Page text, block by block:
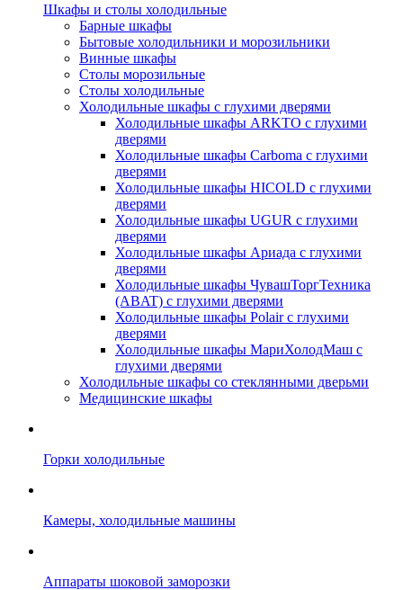
Шкафы и столы холодильные
Барные шкафы
Бытовые холодильники и морозильники
Винные шкафы
Столы морозильные
Столы холодильные
Холодильные шкафы с глухими дверями
Холодильные шкафы ARKTO с глухими
дверями
Холодильные шкафы Carboma с глухими
дверями
Холодильные шкафы HICOLD с глухими
дверями
Холодильные шкафы UGUR с глухими
дверями
Холодильные шкафы Ариада с глухими
дверями
Холодильные шкафы ЧувашТоргТехника
(ABAT) с глухими дверями
Холодильные шкафы Polair с глухими
дверями
Холодильные шкафы МариХолодМаш с
глухими дверями
Холодильные шкафы со стеклянными дверьми
Медицинские шкафы
Горки холодильные
Камеры, холодильные машины
Аппараты шоковой заморозки